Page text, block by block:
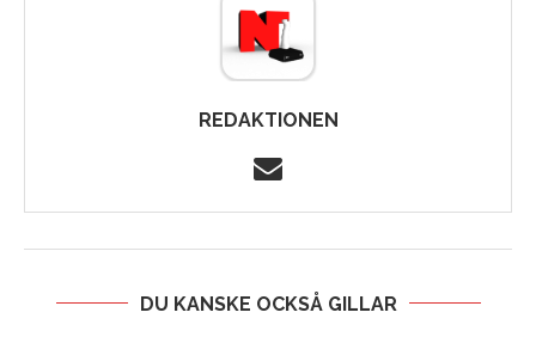
REDAKTIONEN
DU KANSKE OCKSÅ GILLAR